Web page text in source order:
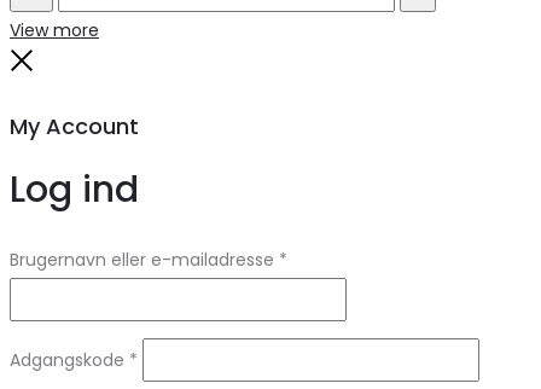
Search
View more
My Account
Log ind
Brugernavn eller e-mailadresse *
Adgangskode *